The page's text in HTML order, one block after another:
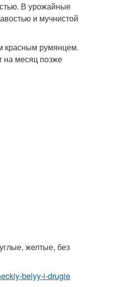
В урожайные
и мучнистой
красным румянцем.
на месяц позже
желтые, без
belyy-i-drugie